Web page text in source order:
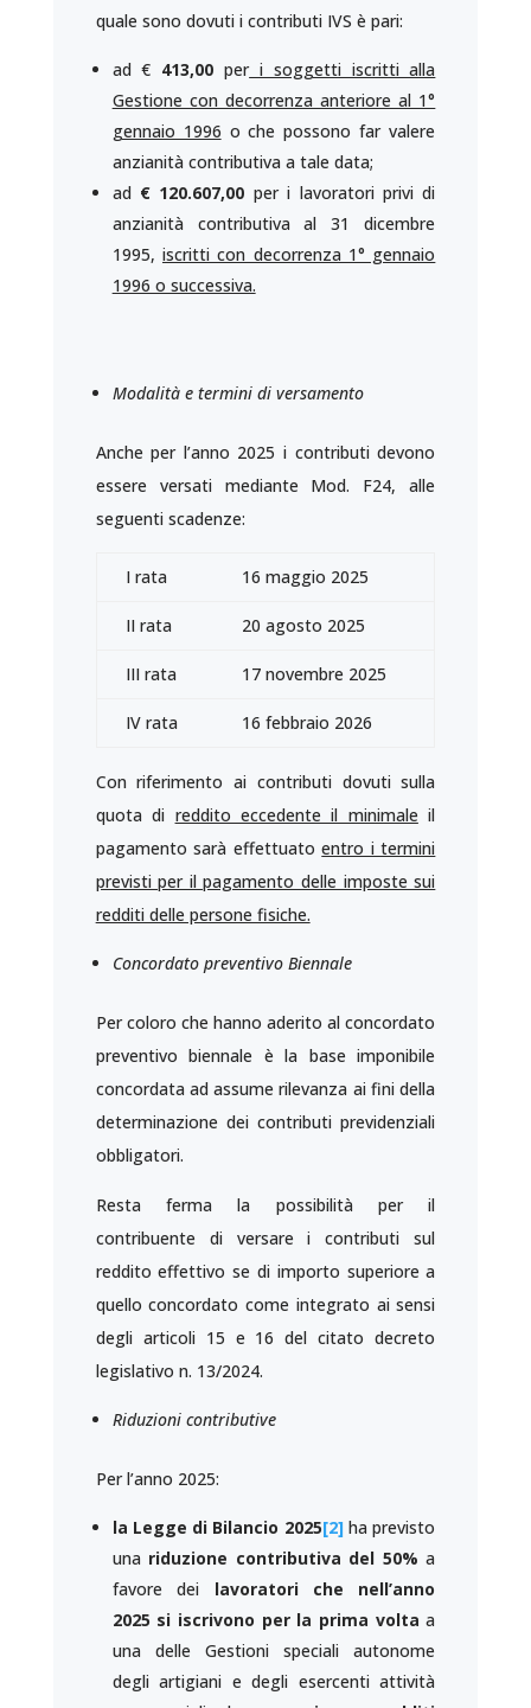
quale sono dovuti i contributi IVS è pari:
ad € 413,00 peri soggetti iscritti alla
Gestione con decorrenza anteriore al 1°
gennaio 1996 o che possono far valere
anzianità contributiva a tale data;
ad € 120.607,00 per i lavoratori privi di
anzianità contributiva al 31 dicembre
1995, iscritti con decorrenza 1° gennaio
1996 o successiva.
Modalità e termini di versamento
Anche per l’anno 2025 i contributi devono
essere versati mediante Mod. F24, alle
seguenti scadenze:
I rata 16 maggio 2025
II rata 20 agosto 2025
III rata 17 novembre 2025
IV rata 16 febbraio 2026
Con riferimento ai contributi dovuti sulla
quota di reddito eccedente il minimale il
pagamento sarà effettuatoentro i termini
previsti per il pagamento delle imposte sui
redditi delle persone fisiche.
Concordato preventivo Biennale
Per coloro che hanno aderito al concordato
preventivo biennale è la base imponibile
concordata ad assume rilevanza ai fini della
determinazione dei contributi previdenziali
obbligatori.
Resta ferma la possibilità per il
contribuente di versare i contributi sul
reddito effettivo se di importo superiore a
quello concordato come integrato ai sensi
degli articoli 15 e 16 del citato decreto
legislativo n. 13/2024.
Riduzioni contributive
Per l’anno 2025:
la Legge di Bilancio 2025[2] ha previsto
unariduzione contributiva del 50%a
favore dei lavoratori che
nell’anno
2025 si iscrivono per la prima voltaa
una delle Gestioni speciali autonome
degli artigiani e degli esercenti attività